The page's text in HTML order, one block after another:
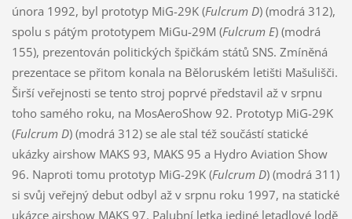
února 1992, byl prototyp MiG-29K (Fulcrum D) (modrá 312),
spolu s pátým prototypem MiGu-29M (Fulcrum E) (modrá
155), prezentován politických špičkám států SNS. Zmíněná
prezentace se přitom konala na Běloruském letišti Mašulišči.
Širší veřejnosti se tento stroj poprvé představil až v srpnu
toho samého roku, na MosAeroShow 92. Prototyp MiG-29K
(Fulcrum D) (modrá 312) se ale stal též součástí statické
ukázky airshow MAKS 93, MAKS 95 a Hydro Aviation Show
96. Naproti tomu prototyp MiG-29K (Fulcrum D) (modrá 311)
si svůj veřejný debut odbyl až v srpnu roku 1997, na statické
ukázce airshow MAKS 97. Palubní letka jediné letadlové lodě